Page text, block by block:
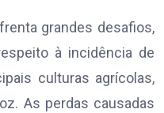
grandes desafios,
à incidência de
culturas agrícolas,
As perdas causadas